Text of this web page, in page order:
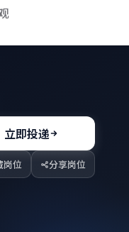
立即投递
岗位 分享岗位